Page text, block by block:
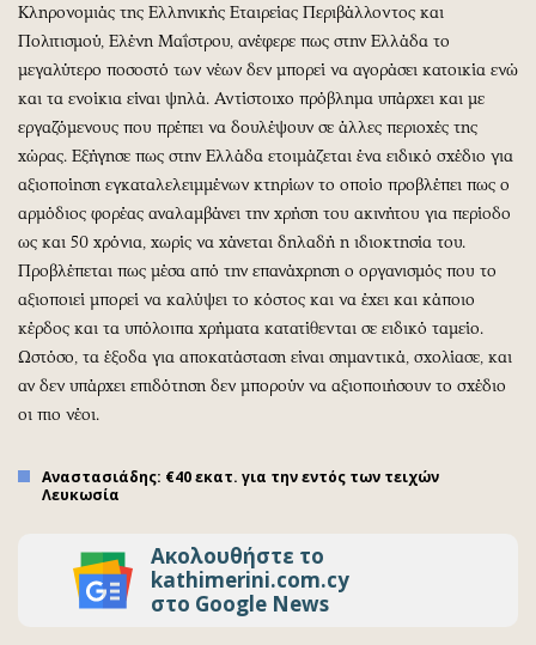
Κληρονομιάς της Ελληνικής Εταιρείας Περιβάλλοντος και
Πολιτισμού, Ελένη Μαΐστρου, ανέφερε πως στην Ελλάδα το
μεγαλύτερο ποσοστό των νέων δεν μπορεί να αγοράσει κατοικία ενώ
και τα ενοίκια είναι ψηλά. Αντίστοιχο πρόβλημα υπάρχει και με
εργαζόμενους που πρέπει να δουλέψουν σε άλλες περιοχές της
χώρας. Εξήγησε πως στην Ελλάδα ετοιμάζεται ένα ειδικό σχέδιο για
αξιοποίηση εγκαταλελειμμένων κτηρίων το οποίο προβλέπει πως ο
αρμόδιος φορέας αναλαμβάνει την χρήση του ακινήτου για περίοδο
ως και 50 χρόνια, χωρίς να χάνεται δηλαδή η ιδιοκτησία του.
Προβλέπεται πως μέσα από την επανάχρηση ο οργανισμός που το
αξιοποιεί μπορεί να καλύψει το κόστος και να έχει και κάποιο
κέρδος και τα υπόλοιπα χρήματα κατατίθενται σε ειδικό ταμείο.
Ωστόσο, τα έξοδα για αποκατάσταση είναι σημαντικά, σχολίασε, και
αν δεν υπάρχει επιδότηση δεν μπορούν να αξιοποιήσουν το σχέδιο
οι πιο νέοι.
Αναστασιάδης: €40 εκατ. για την εντός των τειχών
Λευκωσία
Ακολουθήστε το
kathimerini.com.cy
στο Google News